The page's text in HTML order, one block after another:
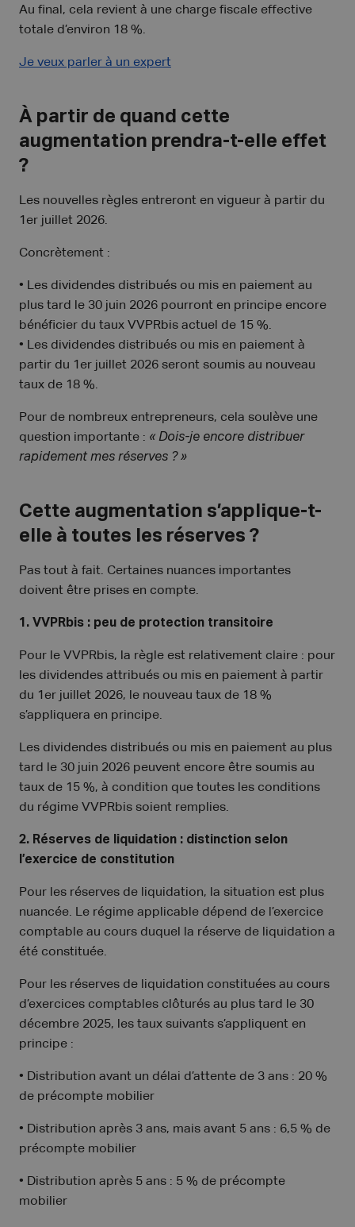
Au final, cela revient à une charge fiscale effective
totale d’environ 18 %.
Je veux parler à un expert
À partir de quand cette
augmentation prendra-t-elle effet
?
Les nouvelles règles entreront en vigueur à partir du
1er juillet 2026.
Concrètement :
• Les dividendes distribués ou mis en paiement au
plus tard le 30 juin 2026 pourront en principe encore
bénéficier du taux VVPRbis actuel de 15 %.
• Les dividendes distribués ou mis en paiement à
partir du 1er juillet 2026 seront soumis au nouveau
taux de 18 %.
Pour de nombreux entrepreneurs, cela soulève une
question importante : « Dois-je encore distribuer
rapidement mes réserves ? »
Cette augmentation s’applique-t-
elle à toutes les réserves ?
Pas tout à fait. Certaines nuances importantes
doivent être prises en compte.
1. VVPRbis : peu de protection transitoire
Pour le VVPRbis, la règle est relativement claire : pour
les dividendes attribués ou mis en paiement à partir
du 1er juillet 2026, le nouveau taux de 18 %
s’appliquera en principe.
Les dividendes distribués ou mis en paiement au plus
tard le 30 juin 2026 peuvent encore être soumis au
taux de 15 %, à condition que toutes les conditions
du régime VVPRbis soient remplies.
2. Réserves de liquidation : distinction selon
l’exercice de constitution
Pour les réserves de liquidation, la situation est plus
nuancée. Le régime applicable dépend de l’exercice
comptable au cours duquel la réserve de liquidation a
été constituée.
Pour les réserves de liquidation constituées au cours
d’exercices comptables clôturés au plus tard le 30
décembre 2025, les taux suivants s’appliquent en
principe :
• Distribution avant un délai d’attente de 3 ans : 20 %
de précompte mobilier
• Distribution après 3 ans, mais avant 5 ans : 6,5 % de
précompte mobilier
• Distribution après 5 ans : 5 % de précompte
mobilier